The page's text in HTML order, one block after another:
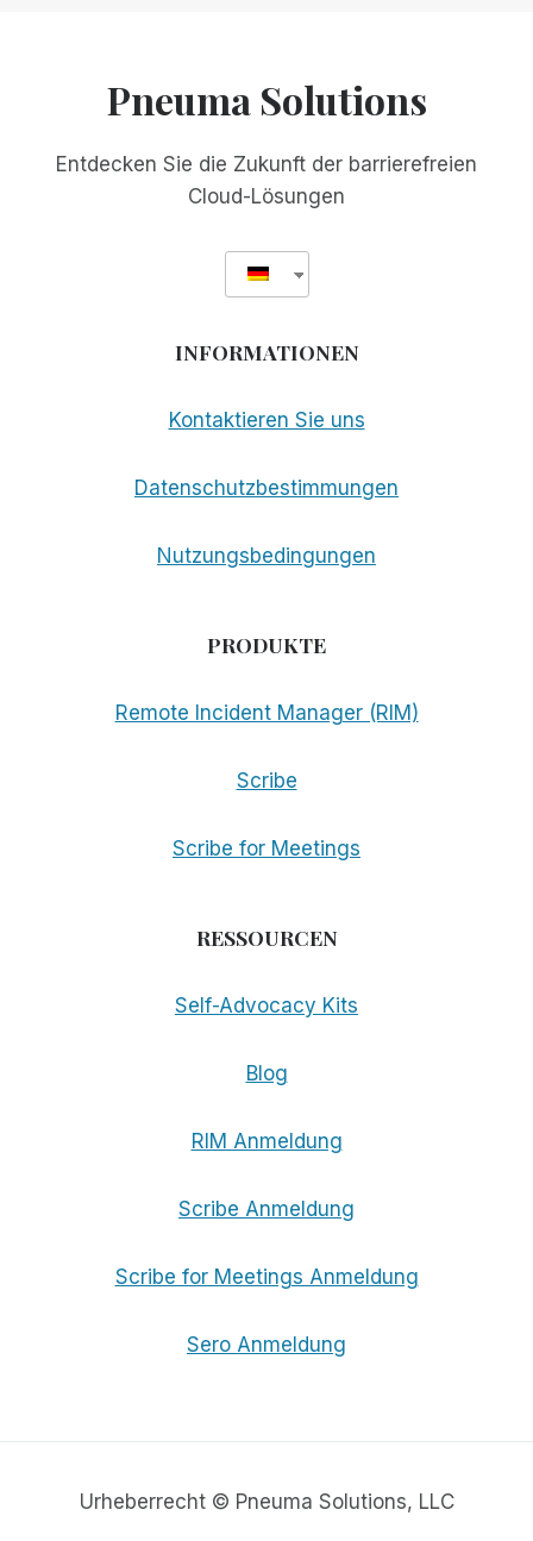
ZUSAMMEN,
UND
INKLUSION
VERBESSERN
Pneuma Solutions
Entdecken Sie die Zukunft der barrierefreien
Cloud-Lösungen
INFORMATIONEN
Kontaktieren Sie uns
Datenschutzbestimmungen
Nutzungsbedingungen
PRODUKTE
Remote Incident Manager (RIM)
Scribe
Scribe for Meetings
RESSOURCEN
Self-Advocacy Kits
Blog
RIM Anmeldung
Scribe Anmeldung
Scribe for Meetings Anmeldung
Sero Anmeldung
Urheberrecht © Pneuma Solutions, LLC